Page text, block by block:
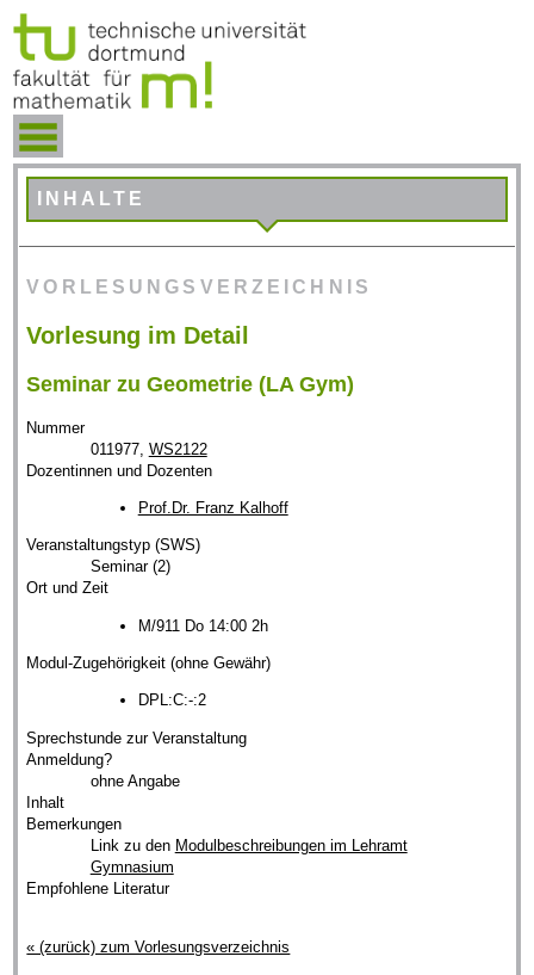
INHALTE
VORLESUNGSVERZEICHNIS
Vorlesung im Detail
Seminar zu Geometrie (LA Gym)
Nummer
011977, WS2122
Dozentinnen und Dozenten
Prof.Dr. Franz Kalhoff
Veranstaltungstyp (SWS)
Seminar (2)
Ort und Zeit
M/911 Do 14:00 2h
Modul-Zugehörigkeit (ohne Gewähr)
DPL:C:-:2
Sprechstunde zur Veranstaltung
Anmeldung?
ohne Angabe
Inhalt
Bemerkungen
Link zu den Modulbeschreibungen im Lehramt
Gymnasium
Empfohlene Literatur
« (zurück) zum Vorlesungsverzeichnis